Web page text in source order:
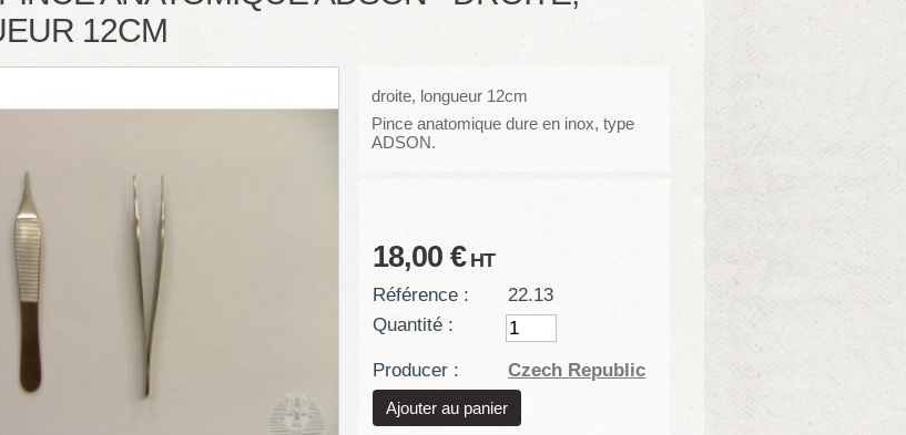
12CM
droite, longueur 12cm
Pince anatomique dure en inox, type
ADSON.
18,00 €HT
Référence :
22.13
Quantité :
Producer : Czech Republic